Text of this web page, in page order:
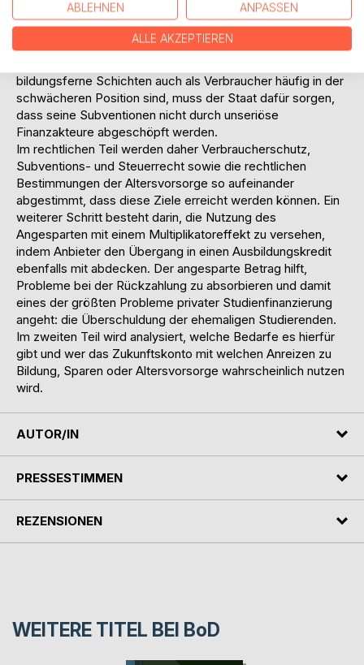
für die Rente im Alter nutzbar sind. Außerdem muss
sichergestellt werden, dass das Vermögen der Sparer
genauso vor dem Zugriff eventueller Gläubiger geschützt
bildungsferne Schichten auch als Verbraucher häufig in der
schwächeren Position sind, muss der Staat dafür sorgen,
dass seine Subventionen nicht durch unseriöse
Finanzakteure abgeschöpft werden.
Im rechtlichen Teil werden daher Verbraucherschutz,
Subventions- und Steuerrecht sowie die rechtlichen
Bestimmungen der Altersvorsorge so aufeinander
abgestimmt, dass diese Ziele erreicht werden können. Ein
weiterer Schritt besteht darin, die Nutzung des
Angesparten mit einem Multiplikatoreffekt zu versehen,
indem Anbieter den Übergang in einen Ausbildungskredit
ebenfalls mit abdecken. Der angesparte Betrag hilft,
Probleme bei der Rückzahlung zu absorbieren und damit
eines der größten Probleme privater Studienfinanzierung
angeht: die Überschuldung der ehemaligen Studierenden.
Im zweiten Teil wird analysiert, welche Bedarfe es hierfür
gibt und wer das Zukunftskonto mit welchen Anreizen zu
Bildung, Sparen oder Altersvorsorge wahrscheinlich nutzen
wird.
AUTOR/IN
PRESSESTIMMEN
REZENSIONEN
WEITERE TITEL BEI BoD
ABLEHNEN ANPASSEN
ALLE AKZEPTIEREN